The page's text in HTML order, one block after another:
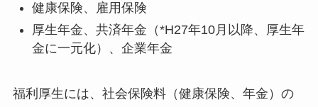
健康保険、雇用保険
厚生年金、共済年金（*H27年10月以降、厚生年
金に一元化）、企業年金
福利厚生には、社会保険料（健康保険、年金）の